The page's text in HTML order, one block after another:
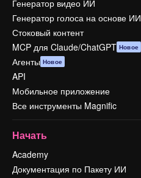
Генератор видео ИИ
Генератор голоса на основе ИИ
Стоковый контент
MCP для Claude/ChatGPT Новое
Агенты Новое
API
Мобильное приложение
Все инструменты Magnific
Начать
Academy
Документация по Пакету ИИ